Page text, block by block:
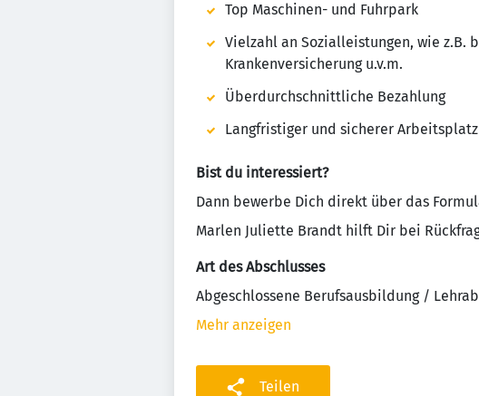
Top Maschinen- und Fuhrpark
Vielzahl an Sozialleistungen, wie
Krankenversicherung u.v.m.
Überdurchschnittliche Bezahlung
Langfristiger und sicherer Arbeitsplatz
Bist du interessiert?
Dann bewerbe Dich direkt über das
Marlen Juliette Brandt hilft Dir bei
Art des Abschlusses
Abgeschlossene Berufsausbildung /
Mehr anzeigen
Teilen